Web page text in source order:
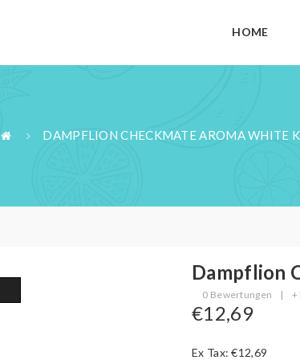
HOME
DAMPFLION CHECKMATE AROMA WHITE
Dampflion
0 Bewertungen | +
€12,69
Ex Tax: €12,69